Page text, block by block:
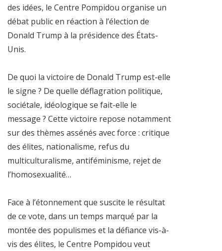
des idées, le Centre Pompidou organise un
débat public en réaction à l’élection de
Donald Trump à la présidence des États-
Unis.
De quoi la victoire de Donald Trump est-elle
le signe ? De quelle déflagration politique,
sociétale, idéologique se fait-elle le
message ? Cette victoire repose notamment
sur des thèmes assénés avec force : critique
des élites, nationalisme, refus du
multiculturalisme, antiféminisme, rejet de
l’homosexualité…
Face à l’étonnement que suscite le résultat
de ce vote, dans un temps marqué par la
montée des populismes et la défiance vis-à-
vis des élites, le Centre Pompidou veut